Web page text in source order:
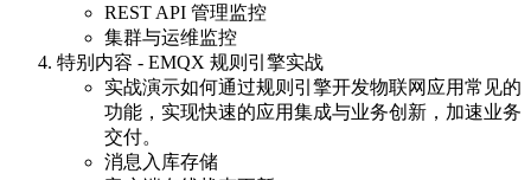
REST API 管理监控
集群与运维监控
特别内容 - EMQX 规则引擎实战
实战演示如何通过规则引擎开发物联网应用常见的
功能，实现快速的应用集成与业务创新，加速业务
交付。
消息入库存储